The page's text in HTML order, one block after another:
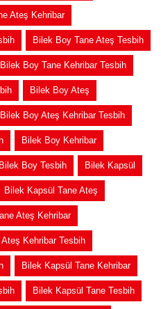
Ateş Kehribar
Bilek Boy Tane Ateş Tesbih
Bilek Boy Tane Kehribar Tesbih
Bilek Boy Ateş
Bilek Boy Ateş Kehribar Tesbih
Bilek Boy Kehribar
Bilek Boy Tesbih Bilek Kapsül
Bilek Kapsül Tane Ateş
Ateş Kehribar
Kehribar Tesbih
Bilek Kapsül Tane Kehribar
Bilek Kapsül Tane Tesbih